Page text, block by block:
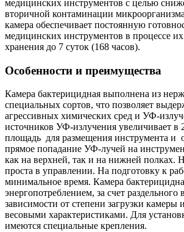
медицинских инструментов с целью
вторичной контаминации
камера обеспечивает постоянную
медицинских инструментов в процессе
хранения до 7 суток (168 часов).
Особенности и преимущества
Камера бактерицидная выполнена из
специальных сортов, что позволяет
агрессивных химических сред и УФ-
источников УФ-излучения увеличивает в
площадь для размещения инструмента и
прямое попадание УФ-лучей на
как на верхней, так и на нижней полках.
проста в управлении. На подготовку к
минимальное время. Камера
энергопотреблением, за счет
зависимости от степени загрузки
весовыми характеристиками. Для
имеются специальные крепления.